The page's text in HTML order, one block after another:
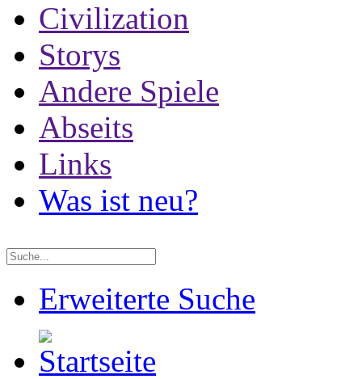
Civilization
Storys
Andere Spiele
Abseits
Links
Was ist neu?
Erweiterte Suche